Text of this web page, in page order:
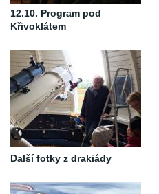
12.10. Program pod
Křivoklátem
Další fotky z drakiády